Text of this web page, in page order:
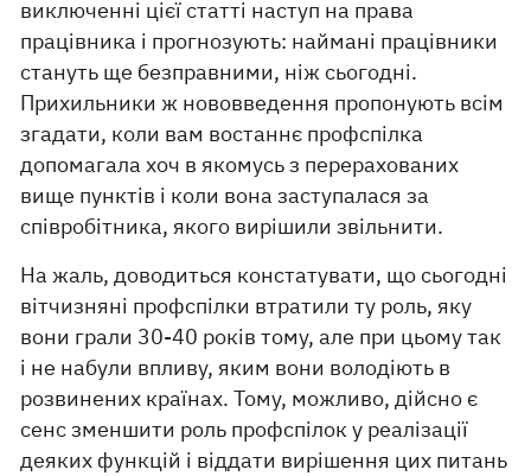
виключенні цієї статті наступ на права
працівника і прогнозують: наймані працівники
стануть ще безправними, ніж сьогодні.
Прихильники ж нововведення пропонують всім
згадати, коли вам востаннє профспілка
допомагала хоч в якомусь з перерахованих
вище пунктів і коли вона заступалася за
співробітника, якого вирішили звільнити.
На жаль, доводиться констатувати, що сьогодні
вітчизняні профспілки втратили ту роль, яку
вони грали 30-40 років тому, але при цьому так
і не набули впливу, яким вони володіють в
розвинених країнах. Тому, можливо, дійсно є
сенс зменшити роль профспілок у реалізації
деяких функцій і віддати вирішення цих питань